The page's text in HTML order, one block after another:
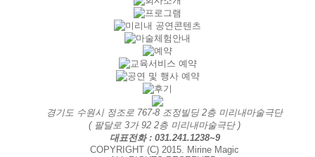
경기도 수원시 정조로 767-8 조정빌딩 2층 미리내마술극단
( 팔달로 3가 92 2층 미리내마술극단 )
대표전화 : 031.241.1238~9
COPYRIGHT (C) 2015. Mirine Magic